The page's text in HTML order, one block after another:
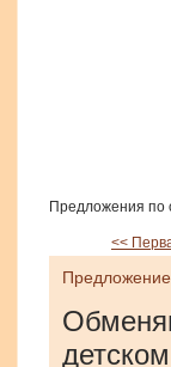
Предложения по
<<